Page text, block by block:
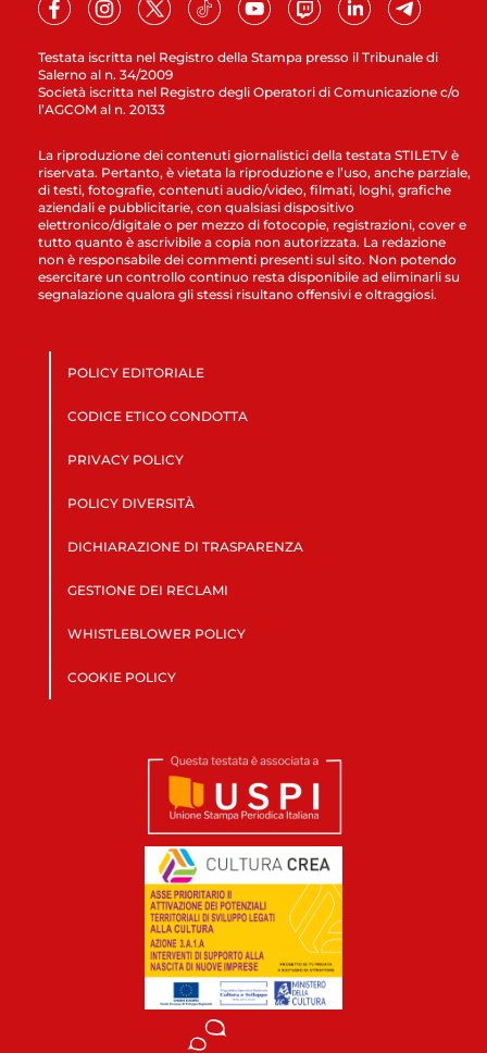
Testata iscritta nel Registro della Stampa presso il Tribunale di
Salerno al n. 34/2009
Società iscritta nel Registro degli Operatori di Comunicazione c/o
l’AGCOM al n. 20133
La riproduzione dei contenuti giornalistici della testata STILETV è
riservata. Pertanto, è vietata la riproduzione e l’uso, anche parziale,
di testi, fotografie, contenuti audio/video, filmati, loghi, grafiche
aziendali e pubblicitarie, con qualsiasi dispositivo
elettronico/digitale o per mezzo di fotocopie, registrazioni, cover e
tutto quanto è ascrivibile a copia non autorizzata. La redazione
non è responsabile dei commenti presenti sul sito. Non potendo
esercitare un controllo continuo resta disponibile ad eliminarli su
segnalazione qualora gli stessi risultano offensivi e oltraggiosi.
POLICY EDITORIALE
CODICE ETICO CONDOTTA
PRIVACY POLICY
POLICY DIVERSITÀ
DICHIARAZIONE DI TRASPARENZA
GESTIONE DEI RECLAMI
WHISTLEBLOWER POLICY
COOKIE POLICY